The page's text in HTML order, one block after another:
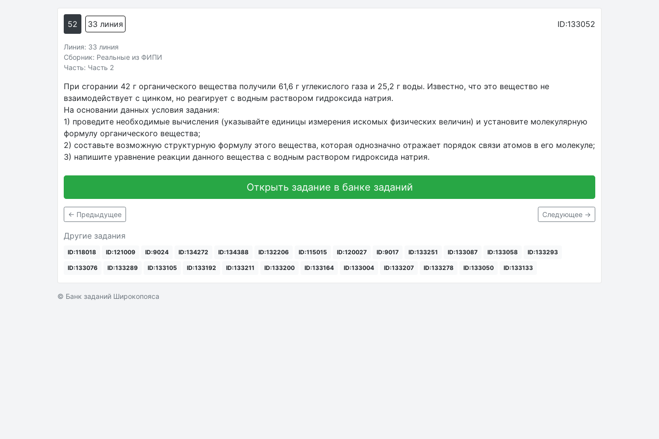
52 33 линия ID:133052
Линия: 33 линия
Сборник: Реальные из ФИПИ
Часть: Часть 2
При сгорании 42 г органического вещества получили 61,6 г углекислого газа и 25,2 г воды. Известно, что это вещество не
взаимодействует с цинком, но реагирует с водным раствором гидроксида натрия.
На основании данных условия задания:
1) проведите необходимые вычисления (указывайте единицы измерения искомых физических величин) и установите молекулярную
формулу органического вещества;
2) составьте возможную структурную формулу этого вещества, которая однозначно отражает порядок связи атомов в его молекуле;
3) напишите уравнение реакции данного вещества с водным раствором гидроксида натрия.
Открыть задание в банке заданий
← Предыдущее Следующее →
Другие задания
ID:118018 ID:121009 ID:9024 ID:134272 ID:134388 ID:132206 ID:115015 ID:120027 ID:9017 ID:133251 ID:133087 ID:133058 ID:133293
ID:133076 ID:133289 ID:133105 ID:133192 ID:133211 ID:133200 ID:133164 ID:133004 ID:133207 ID:133278 ID:133050 ID:133133
© Банк заданий Широкопояса